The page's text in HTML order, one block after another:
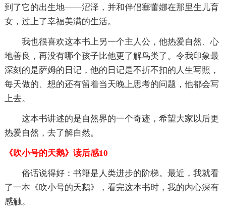
到了它的出生地——沼泽，并和伴侣塞蕾娜在那里生儿育
女，过上了幸福美满的生活。
我也很喜欢这本书上另一个主人公，他热爱自然、心
地善良，再没有哪个孩子比他更了解鸟类了。令我印象最
深刻的是萨姆的日记，他的日记是不折不扣的人生写照，
每天做的、想的还有留着当天晚上思考的问题，他都会写
上去。
这本书讲述的是自然界的一个奇迹，希望大家以后更
热爱自然，去了解自然。
《吹小号的天鹅》读后感10
俗话说得好：书籍是人类进步的阶梯。最近，我就看
了一本《吹小号的天鹅》，看完这本书时，我的内心深有
感触。